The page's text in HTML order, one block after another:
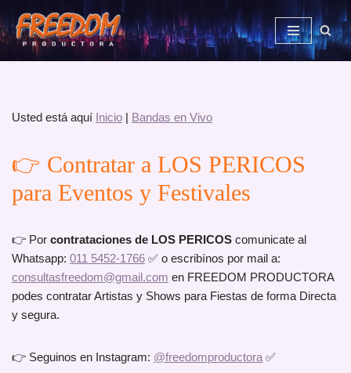
Saltar
al
Usted está aquí Inicio | Bandas en Vivo
👉 Contratar a LOS PERICOS
para Eventos y Festivales
👉 Por contrataciones de LOS PERICOS comunicate al
Whatsapp: 011 5452-1766 ✅ o escribínos por mail a:
consultasfreedom@gmail.com en FREEDOM PRODUCTORA
podes contratar Artistas y Shows para Fiestas de forma Directa
y segura.
👉 Seguinos en Instagram: @freedomproductora ✅